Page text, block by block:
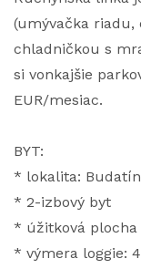
(umývačka riadu,
chladničkou s
si vonkajšie
EUR/mesiac.
BYT:
* lokalita:
* 2-izbový byt
* úžitková plocha
* výmera loggie: